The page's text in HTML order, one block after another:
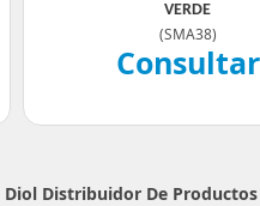
VERDE
(SMA38)
Consultar
Diol Distribuidor De